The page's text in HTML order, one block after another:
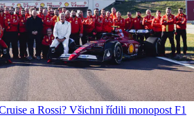
a Rossi? Všichni řídili monopost F1